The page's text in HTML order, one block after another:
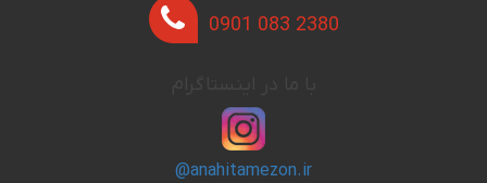
0901 083 2380
@anahitamezon.ir